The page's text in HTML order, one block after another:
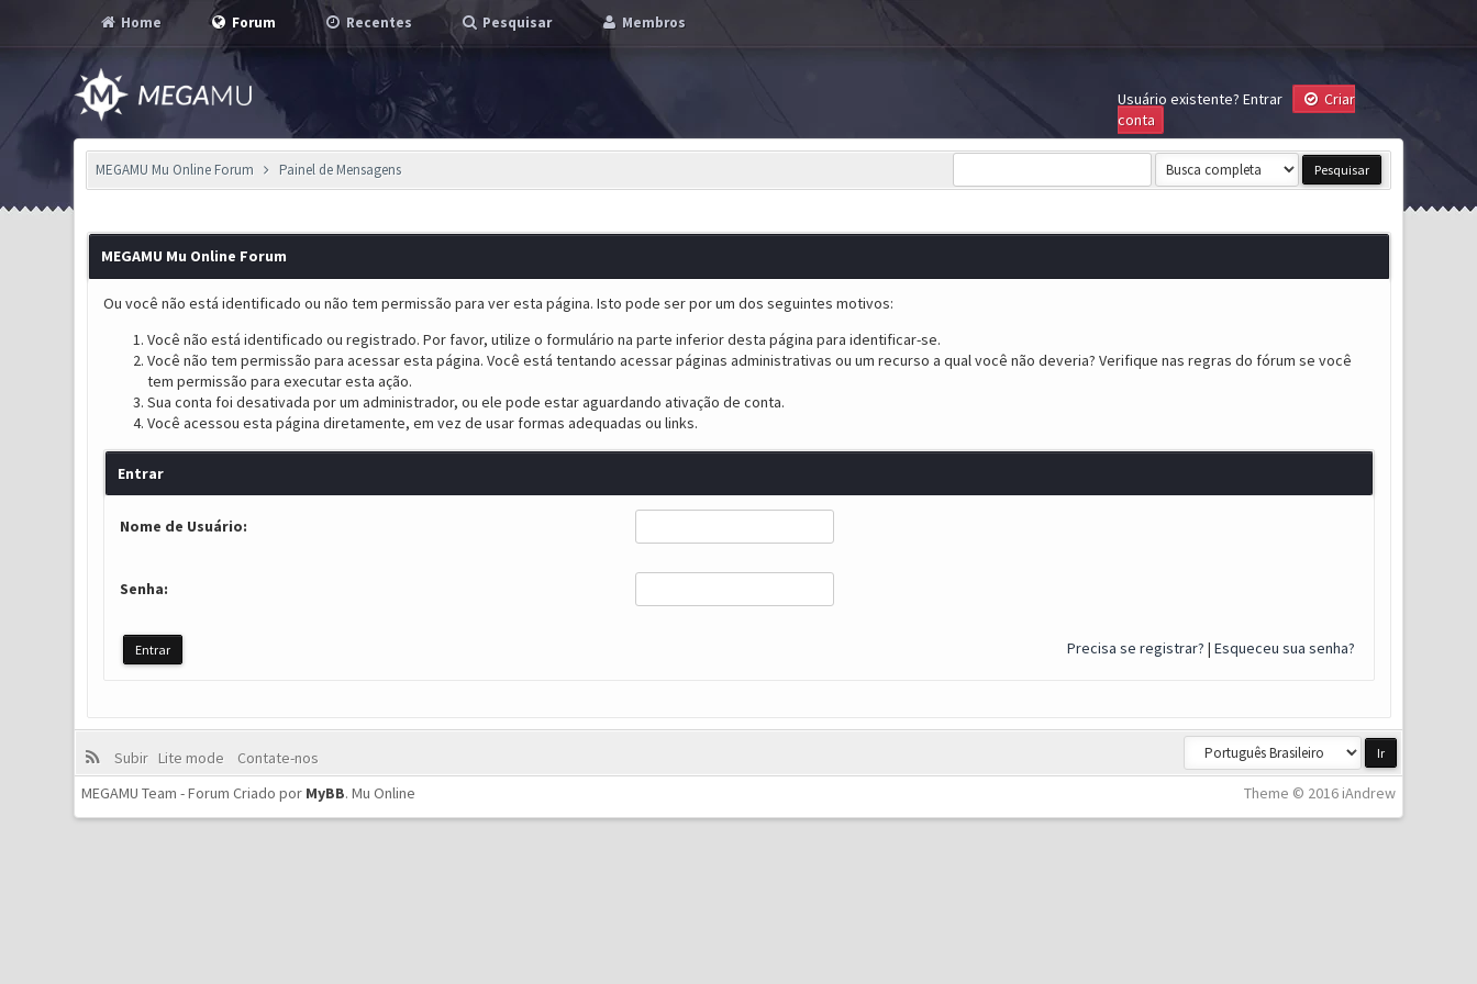
Home Forum Recentes Pesquisar Membros
Usuário existente? Entrar
Criar
conta
MEGAMU Mu Online Forum Painel de Mensagens
MEGAMU Mu Online Forum
Ou você não está identificado ou não tem permissão para ver esta página. Isto pode ser por um dos seguintes motivos:
Você não está identificado ou registrado. Por favor, utilize o formulário na parte inferior desta página para identificar-se.
Você não tem permissão para acessar esta página. Você está tentando acessar páginas administrativas ou um recurso a qual você não deveria? Verifique nas regras do fórum se você
tem permissão para executar esta ação.
Sua conta foi desativada por um administrador, ou ele pode estar aguardando ativação de conta.
Você acessou esta página diretamente, em vez de usar formas adequadas ou links.
Entrar
Nome de Usuário:
Senha:
Precisa se registrar? | Esqueceu sua senha?
Subir Lite mode
Contate-nos
Theme © 2016 iAndrew
MEGAMU Team - Forum Criado por MyBB.Mu Online